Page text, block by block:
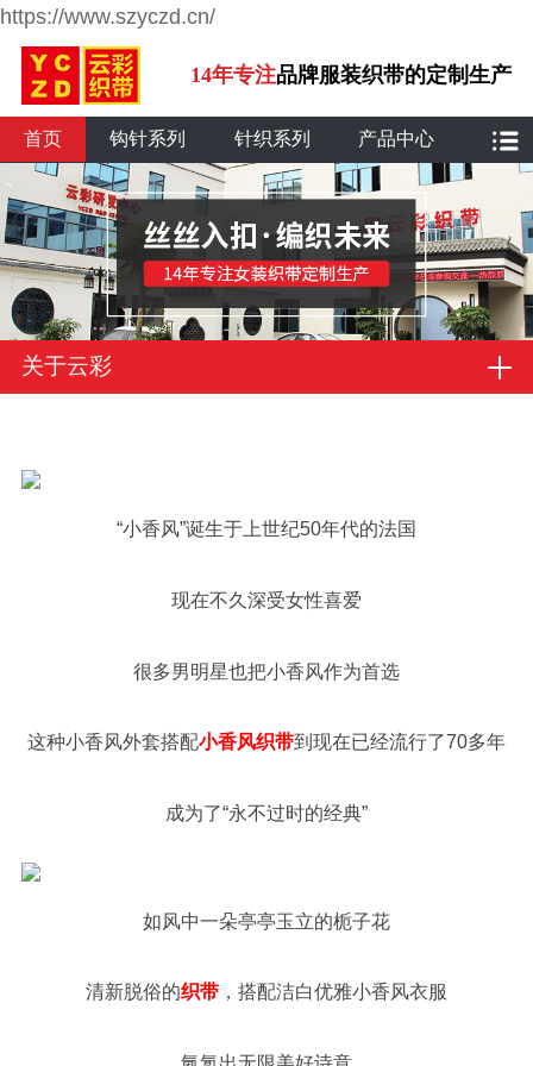
https://www.szyczd.cn/
14年专注品牌服装织带的定制生产
首页 钩针系列 针织系列 产品中心
关于云彩
“小香风”诞生于上世纪50年代的法国
现在不久深受女性喜爱
很多男明星也把小香风作为首选
这种小香风外套搭配小香风织带到现在已经流行了70多年
成为了“永不过时的经典”
如风中一朵亭亭玉立的栀子花
清新脱俗的织带 ，搭配洁白优雅小香风衣服